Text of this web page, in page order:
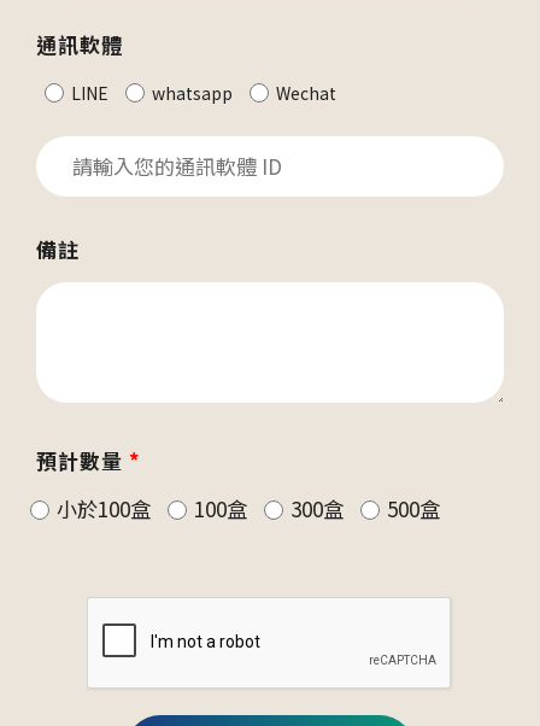
通訊軟體
LINE whatsapp Wechat
備註
預計數量 *
小於100盒
100盒 300盒 500盒